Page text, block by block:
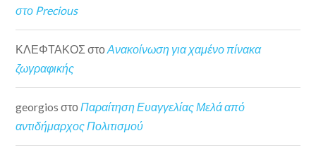
στο Precious
ΚΛΕΦΤΑΚΟΣ στοΑνακοίνωση για χαμένο πίνακα
ζωγραφικής
georgios στοΠαραίτηση Ευαγγελίας Μελά από
αντιδήμαρχος Πολιτισμού